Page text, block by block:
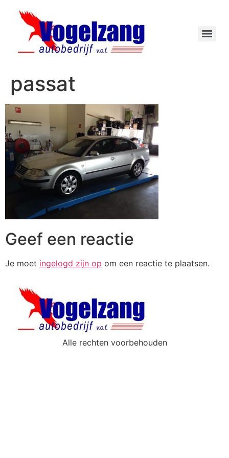
passat
Geef een reactie
Je moet ingelogd zijn op om een reactie te plaatsen.
Alle rechten voorbehouden